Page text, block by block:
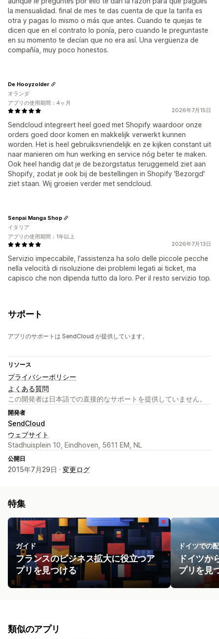
la mensualidad. final de mes te das cuenta de que la tarifa es
otra y pagas lo mismo o más que antes. Cuando te quejas te
dicen que en el contrato lo ponía, pero cuando le preguntaste
en su momento te decían que no era así. Una vergüenza de
compañía, muy poco honestos.
2026年7月15日
Sendcloud integreert heel goed met Shopify waardoor onze
orders goed door komen en makkelijk verwerkt kunnen
worden. Het is heel gebruiksvriendelijk en ze kijken constant uit
naar manieren om hun werking en service nóg beter te maken.
Ook heel handig dat je de bezorgstatus teruggemeld ziet aan
Shopify, zodat je ook bij de bestellingen in Shopify 'Bezorgd'
ziet staan. Wij groeien verder met sendcloud.
De Hooyzolder
オランダ
アプリの使用期間：4ヶ月
2026年7月13日
Servizio impeccabile, l'assistenza ha solo delle piccole pecche
nella velocità di risoluzione dei problemi legati ai ticket, ma
capisco che non dipenda tutto da loro. Per il resto servizio top.
Senpai Manga Shop
イタリア
アプリの使用期間：1年以上
サポート
アプリのサポートは SendCloud が提供しています。
リソース
プライバシーポリシー
よくある質問
この開発者は日本語での直接的なサポートを提供していません。
開発者
SendCloud
ウェブサイト
Stadhuisplein 10, Eindhoven, 5611 EM, NL
公開日
2015年7月29日 · 変更ログ
特集
ガイド
フランスのビジネス拡大に役立つア
プリを見つける
ドイツでの
ドイツか
プリを見
類似のアプリ